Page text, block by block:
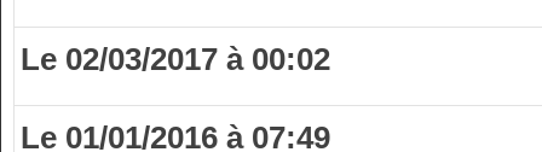
Le 02/03/2017 à 00:02
Le 01/01/2016 à 07:49